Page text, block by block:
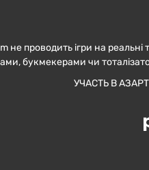
не проводить ігри на реальні
букмекерами чи
УЧАСТЬ В